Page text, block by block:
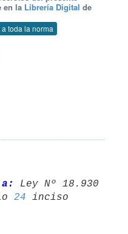
en la Librería Digital de
toda la norma
Ley Nº 18.930
24 inciso